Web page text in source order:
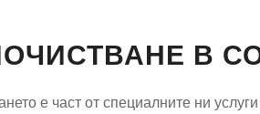
В
е част от специалните ни